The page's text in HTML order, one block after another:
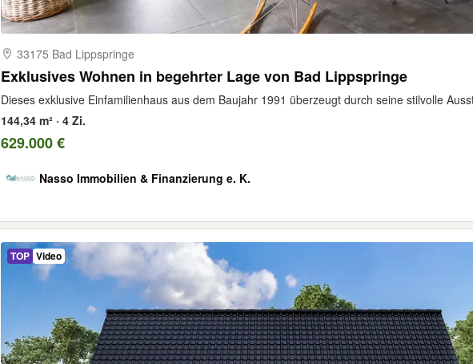
33175 Bad Lippspringe
Exklusives Wohnen in begehrter Lage von Bad Lippspringe
Dieses exklusive Einfamilienhaus aus dem Baujahr 1991 überzeugt durch seine stilvolle
144,34 m² · 4 Zi.
629.000 €
Nasso Immobilien & Finanzierung e. K.
TOP Video